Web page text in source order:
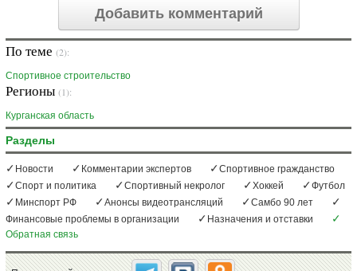
Добавить комментарий
По теме (2):
Спортивное строительство
Регионы (1):
Курганская область
Разделы
Новости Комментарии экспертов
Спортивное гражданство
Спорт и политика
Спортивный некролог Хоккей
Футбол
Минспорт РФ
Анонсы видеотрансляций
Самбо 90 лет
Финансовые проблемы в организации
Назначения и отставки
Обратная связь